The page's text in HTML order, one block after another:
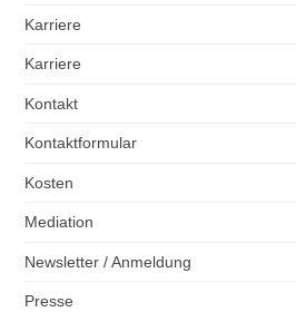
Karriere
Karriere
Kontakt
Kontaktformular
Kosten
Mediation
Newsletter / Anmeldung
Presse